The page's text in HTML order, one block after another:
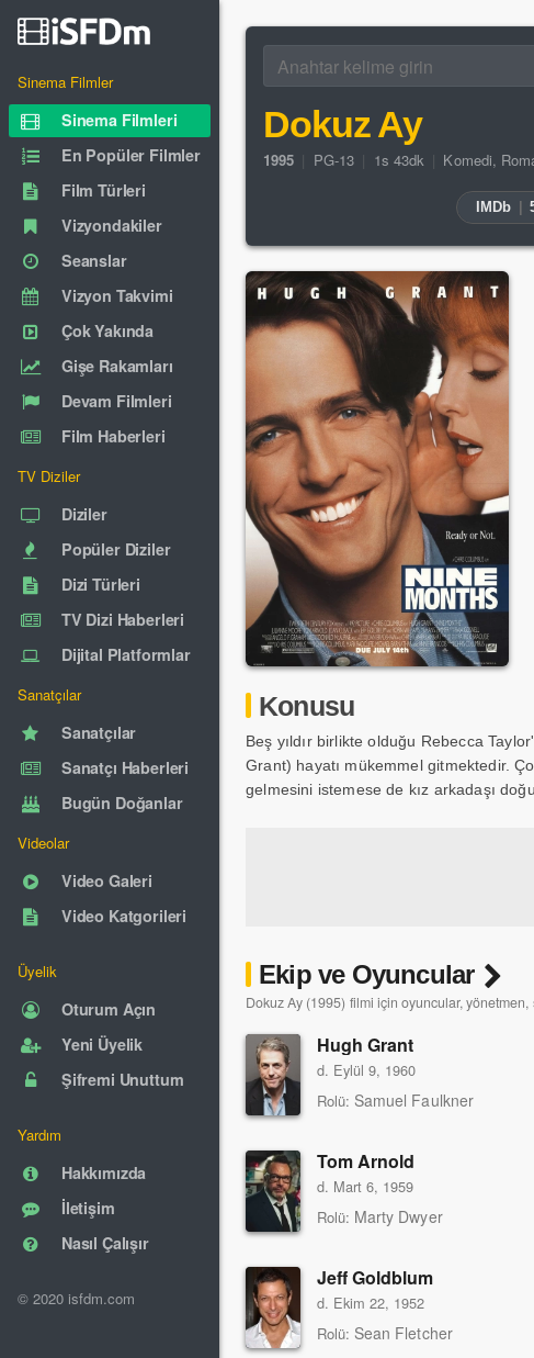
Sinema Filmler
Sinema Filmleri
En Popüler Filmler
Film Türleri
Vizyondakiler
Seanslar
Vizyon Takvimi
Çok Yakında
Gişe Rakamları
Devam Filmleri
Film Haberleri
TV Diziler
Diziler
Popüler Diziler
Dizi Türleri
TV Dizi Haberleri
Dijital Platformlar
Sanatçılar
Sanatçılar
Sanatçı Haberleri
Bugün Doğanlar
Videolar
Video Galeri
Video Katgorileri
Üyelik
Oturum Açın
Yeni Üyelik
Şifremi Unuttum
Yardım
Hakkımızda
İletişim
Nasıl Çalışır
© 2020 isfdm.com
Dokuz Ay
1995 PG-13 1s 43dk Komedi,
IMDb
Konusu
Beş yıldır birlikte olduğu Rebecca
Grant) hayatı mükemmel gitmektedir.
gelmesini istemese de kız arkadaşı
Ekip ve Oyuncular
Dokuz Ay (1995) filmi için oyuncular,
Hugh Grant
d. Eylül 9, 1960
Rolü: Samuel Faulkner
Tom Arnold
d. Mart 6, 1959
Rolü: Marty Dwyer
Jeff Goldblum
d. Ekim 22, 1952
Rolü: Sean Fletcher